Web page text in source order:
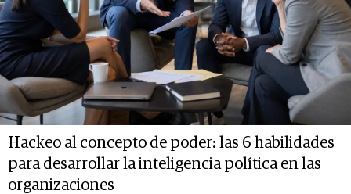
Hackeo al concepto de poder: las 6 habilidades
para desarrollar la inteligencia política en las
organizaciones